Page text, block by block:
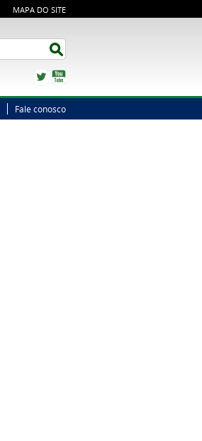
MAPA DO SITE
Twitter
Fale conosco